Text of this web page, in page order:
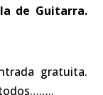
de Guitarra.
gratuita.